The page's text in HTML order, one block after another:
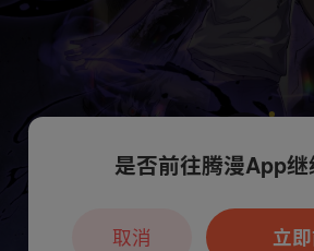
本章节仅支持App阅读，可
户7天免费看
是否前往腾漫App继
立
取消